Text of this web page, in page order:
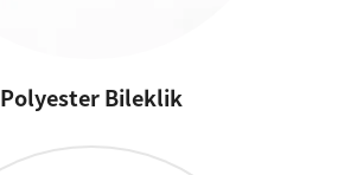
Polyester Bileklik